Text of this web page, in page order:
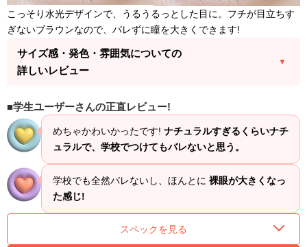
こっそり水光デザインで、うるうるっとした目に。フチが目立ちす
ぎないブラウンなので、バレずに瞳を大きくできます!
サイズ感・発色・雰囲気についての
詳しいレビュー
学生ユーザーさんの正直レビュー!
めちゃかわいかったです! ナチュラルすぎるくらいナチ
ュラルで、学校でつけてもバレないと思う。
学校でも全然バレないし、ほんとに 裸眼が大きくなっ
た感じ!
スペックを見る